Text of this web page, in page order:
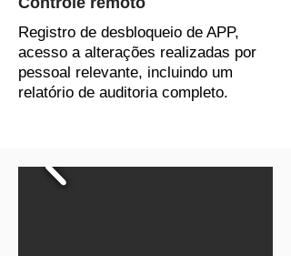
Registro de desbloqueio de APP,
acesso a alterações realizadas por
pessoal relevante, incluindo um
relatório de auditoria completo.